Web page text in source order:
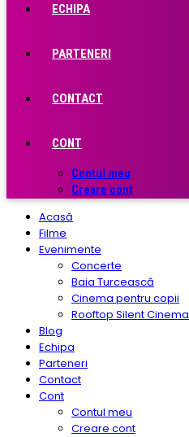
ECHIPA
PARTENERI
CONTACT
CONT
Contul meu
Creare cont
Acasă
Filme
Evenimente
Concerte
Baia Turcească
Cinema pentru copii
Rooftop Silent Cinema
Blog
Echipa
Parteneri
Contact
Cont
Contul meu
Creare cont